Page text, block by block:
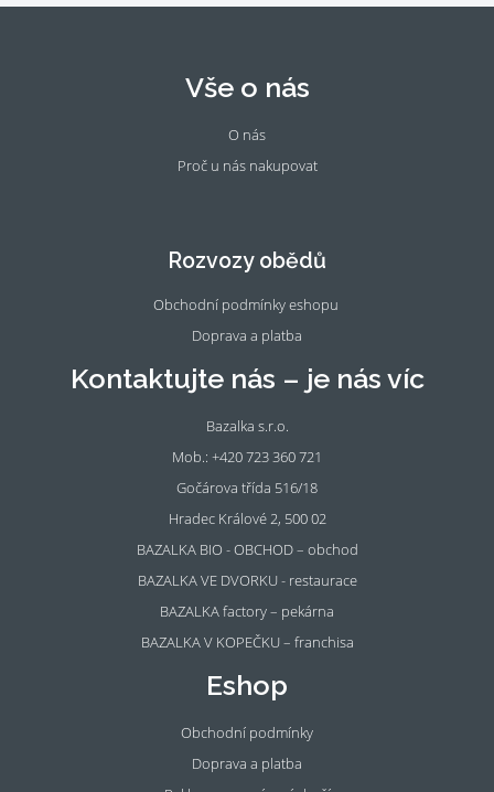
Vše o nás
O nás
Proč u nás nakupovat
k
m
Rozvozy obědů
Obchodní podmínky eshopu
Doprava a platba
Kontaktujte nás – je nás víc
Bazalka s.r.o.
Mob.: +420 723 360 721
Gočárova třída 516/18
Hradec Králové 2, 500 02
BAZALKA BIO - OBCHOD – obchod
BAZALKA VE DVORKU - restaurace
BAZALKA factory – pekárna
BAZALKA V KOPEČKU – franchisa
Eshop
Obchodní podmínky
Doprava a platba